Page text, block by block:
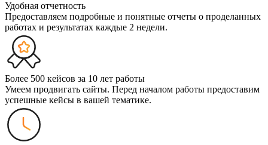
Удобная отчетность
Предоставляем подробные и понятные отчеты о проделанных
работах и результатах каждые 2 недели.
Более 500 кейсов за 10 лет работы
Умеем продвигать сайты. Перед началом работы предоставим
успешные кейсы в вашей тематике.